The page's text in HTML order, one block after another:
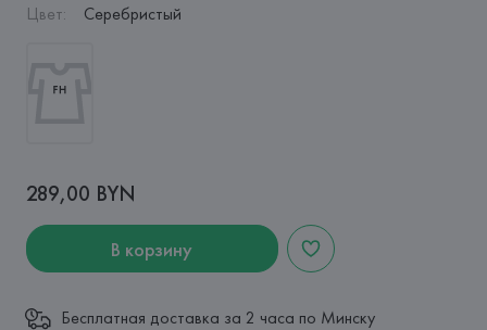
Цвет: Серебристый
289,00 BYN
В корзину
Бесплатная доставка за 2 часа по Минску